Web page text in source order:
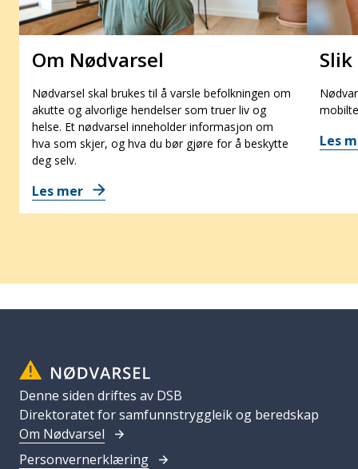
Om Nødvarsel
Nødvarsel skal brukes til å varsle befolkningen om
akutte og alvorlige hendelser som truer liv og
helse. Et nødvarsel inneholder informasjon om
hva som skjer, og hva du bør gjøre for å beskytte
deg selv.
Les mer
Les
Denne siden driftes av DSB
Direktoratet for samfunnstryggleik og beredskap
Om Nødvarsel
Personvernerklæring